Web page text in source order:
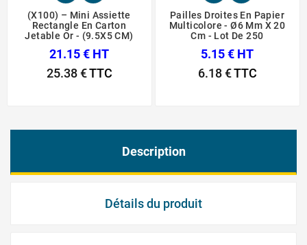
(X100) – Mini Assiette
Rectangle En Carton
Jetable Or - (9.5X5 CM)
21.15 € HT
25.38 €TTC
Pailles Droites En Papier
Multicolore - Ø6 Mm X 20
Cm - Lot De 250
5.15 € HT
6.18 €TTC
Description
Détails du produit